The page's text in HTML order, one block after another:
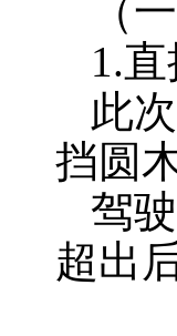
（
1.
此
挡圆
驾
超出